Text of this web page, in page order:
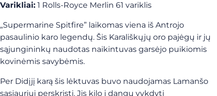
Varikliai: 1 Rolls-Royce Merlin 61 variklis
„Supermarine Spitfire” laikomas viena iš Antrojo
pasaulinio karo legendų. Šis Karališkųjų oro pajėgų ir jų
sąjungininkų naudotas naikintuvas garsėjo puikiomis
kovinėmis savybėmis.
Per Didįjį karą šis lėktuvas buvo naudojamas Lamanšo
sąsiauriui perskristi. Jis kilo į dangų vykdyti